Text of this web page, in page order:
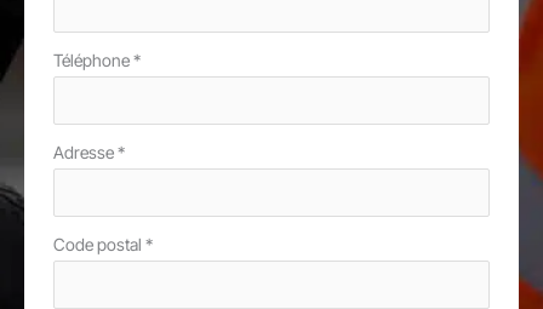
Téléphone*
Adresse*
Code postal *